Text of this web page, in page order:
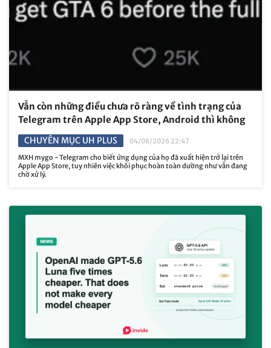
Vẫn còn những điều chưa rõ ràng về tình trạng của
Telegram trên Apple App Store, Android thì không
CHUYÊN MỤC UH PLUS
04/08/2026 22:47
MXH mygo - Telegram cho biết ứng dụng của họ đã xuất hiện trở lại trên
Apple App Store, tuy nhiên việc khôi phục hoàn toàn dường như vẫn đang
chờ xử lý.